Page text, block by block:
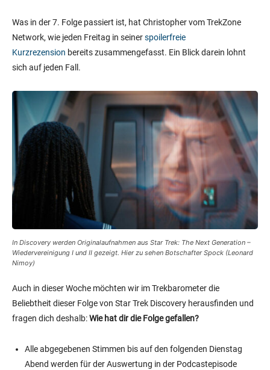
Was in der 7. Folge passiert ist, hat Christopher vom TrekZone
Network, wie jeden Freitag in seinerspoilerfreie
Kurzrezension bereits zusammengefasst. Ein Blick darein lohnt
sich auf jeden Fall.
In Discovery werden Originalaufnahmen aus Star Trek: The Next Generation –
Wiedervereinigung I und II gezeigt. Hier zu sehen Botschafter Spock (Leonard
Nimoy)
Auch in dieser Woche möchten wir im Trekbarometer die
Beliebtheit dieser Folge von Star Trek Discovery herausfinden und
fragen dich deshalb:Wie hat dir die Folge gefallen?
Alle abgegebenen Stimmen bis auf den folgenden Dienstag
Abend werden für der Auswertung in der Podcastepisode